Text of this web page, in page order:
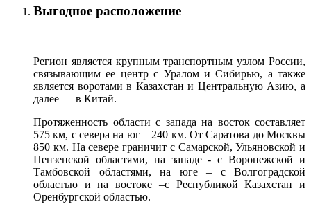
Выгодное расположение
Регион является крупным транспортным узлом России,
связывающим ее центр с Уралом и Сибирью, а также
является воротами в Казахстан и Центральную Азию, а
далее — в Китай.
Протяженность области с запада на восток составляет
575 км, с севера на юг – 240 км. От Саратова до Москвы
850 км. На севере граничит с Самарской, Ульяновской и
Пензенской областями, на западе - с Воронежской и
Тамбовской областями, на юге – с Волгоградской
областью и на востоке –с Республикой Казахстан и
Оренбургской областью.